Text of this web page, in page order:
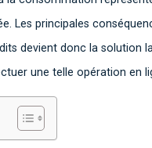
Les principales
devient donc la solution
une telle opération en